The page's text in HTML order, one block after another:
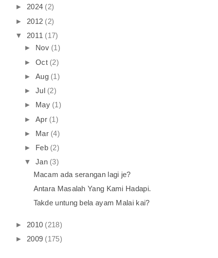
► 2024 (2)
► 2012 (2)
▼ 2011 (17)
► Nov (1)
► Oct (2)
► Aug (1)
► Jul (2)
► May (1)
► Apr (1)
► Mar (4)
► Feb (2)
▼ Jan (3)
Macam ada serangan lagi je?
Antara Masalah Yang Kami Hadapi.
Takde untung bela ayam Malai kai?
► 2010 (218)
► 2009 (175)